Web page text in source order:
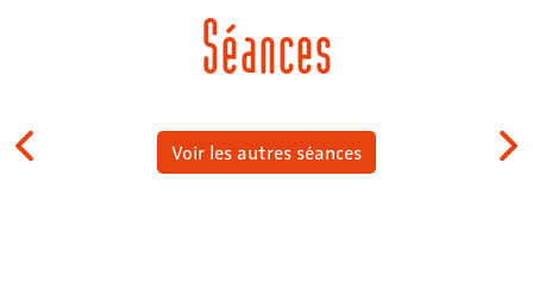
Séances
Voir les autres séances